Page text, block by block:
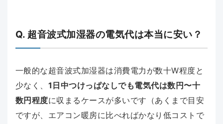
Q. 超音波式加湿器の電気代は本当に安い？
一般的な超音波式加湿器は消費電力が数十W程度と
少なく、 1日中つけっぱなしでも電気代は数円〜十
数円程度に収まるケースが多いです（あくまで目安
ですが、エアコン暖房に比べればかなり低コストで